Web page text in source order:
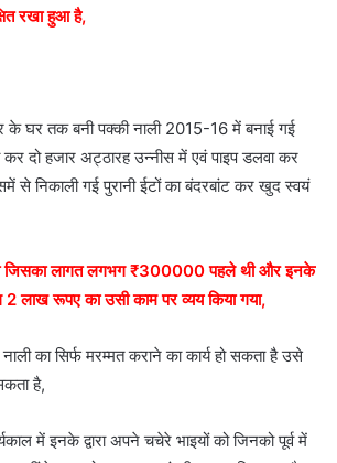
रखा हुआ है,
के घर तक बनी पक्की नाली 2015-16 में बनाई गई
कर दो हजार अट्ठारह उन्नीस में एवं पाइप डलवा कर
से निकाली गई पुरानी ईटों का बंदरबांट कर खुद स्वयं
जिसका लागत लगभग ₹300000 पहले थी और इनके
2 लाख रूपए का उसी काम पर व्यय किया गया,
का सिर्फ मरम्मत कराने का कार्य हो सकता है उसे
है,
में इनके द्वारा अपने चचेरे भाइयों को जिनको पूर्व में